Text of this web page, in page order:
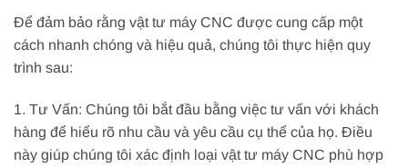
Để đảm bảo rằng vật tư máy CNC được cung cấp một
cách nhanh chóng và hiệu quả, chúng tôi thực hiện quy
trình sau:
1. Tư Vấn: Chúng tôi bắt đầu bằng việc tư vấn với khách
hàng để hiểu rõ nhu cầu và yêu cầu cụ thể của họ. Điều
này giúp chúng tôi xác định loại vật tư máy CNC phù hợp